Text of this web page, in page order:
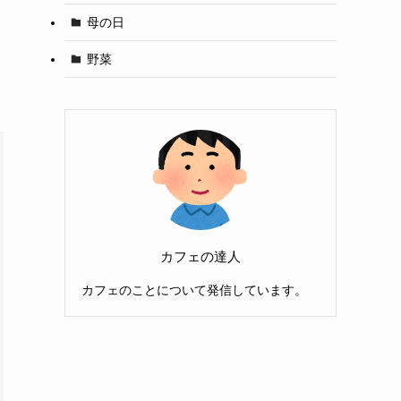
母の日
野菜
カフェの達人
カフェのことについて発信しています。